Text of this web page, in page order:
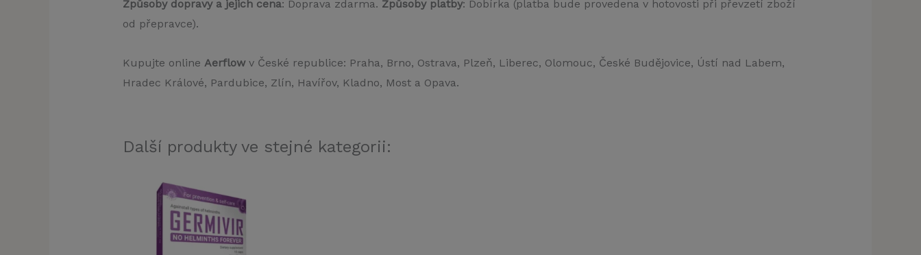
Způsoby dopravy a jejich cena: Doprava zdarma. Způsoby platby: Dobírka (platba bude provedena v hotovosti při převzetí zboží
od přepravce).
Kupujte online Aerflowv České republice: Praha, Brno, Ostrava, Plzeň, Liberec, Olomouc, České Budějovice, Ústí nad Labem,
Hradec Králové, Pardubice, Zlín, Havířov, Kladno, Most a Opava.
Další produkty ve stejné kategorii: